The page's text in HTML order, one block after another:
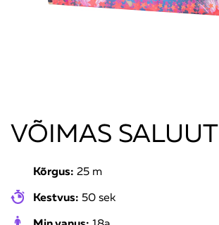
VÕIMAS SALUUT
Kõrgus: 25 m
Kestvus: 50 sek